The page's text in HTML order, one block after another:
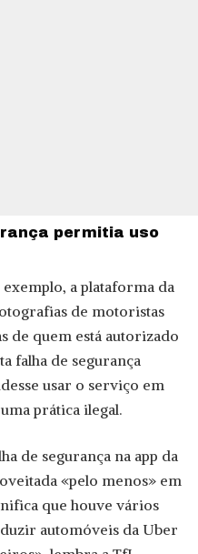
permitia uso
a plataforma da
de motoristas
de quem está autorizado
falha de segurança
usar o serviço em
prática ilegal.
de segurança na app da
«pelo menos» em
que houve vários
automóveis da Uber